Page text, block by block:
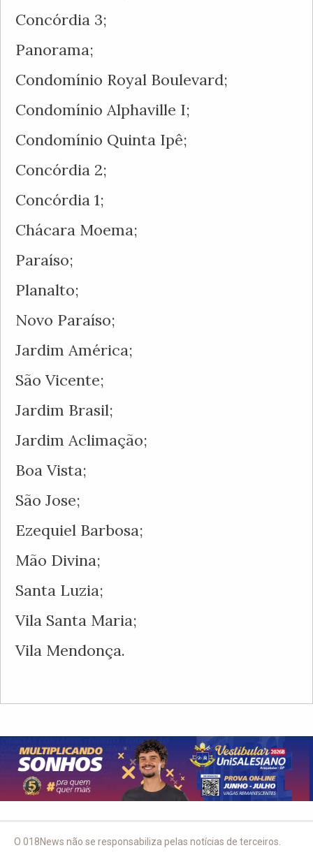
Concórdia 3;
Panorama;
Condomínio Royal Boulevard;
Condomínio Alphaville I;
Condomínio Quinta Ipê;
Concórdia 2;
Concórdia 1;
Chácara Moema;
Paraíso;
Planalto;
Novo Paraíso;
Jardim América;
São Vicente;
Jardim Brasil;
Jardim Aclimação;
Boa Vista;
São Jose;
Ezequiel Barbosa;
Mão Divina;
Santa Luzia;
Vila Santa Maria;
Vila Mendonça.
O 018News não se responsabiliza pelas notícias de terceiros.